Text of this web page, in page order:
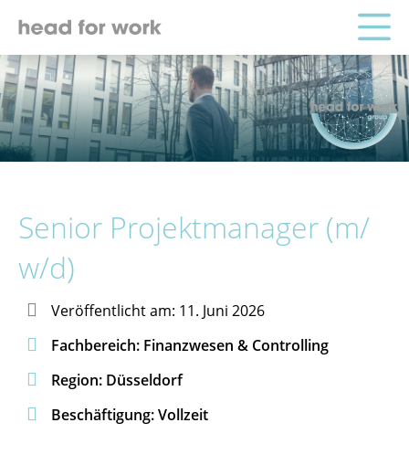
Senior Projektmanager (m/
w/d)
 Veröffentlicht am: 11. Juni 2026
 Fachbereich: Finanzwesen & Controlling
 Region: Düsseldorf
 Beschäftigung: Vollzeit